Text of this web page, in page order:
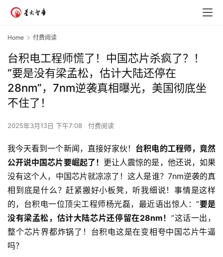
Home 付费阅读
台积电工程师慌了！中国芯片杀疯了？！
“要是没有梁孟松，估计大陆还停在
28nm”，7nm逆袭真相曝光，美国彻底坐
不住了！
2025年3月13日 下午7:08 付费阅读
我今天看到一个新闻，直接好家伙！ 台积电的工程师，竟然
公开说中国芯片要崛起了！ 更让人震惊的是，他还说，如果
没有这个人，中国芯片就凉凉了！这人是谁？7nm逆袭的真
相到底是什么？赶紧搬好小板凳，听我细说！事情是这样
的，台积电一位顶尖工程师杨光磊，最近语出惊人：“要是
没有梁孟松，估计大陆芯片还停留在28nm！ ”这话一出，
整个芯片界都炸锅了！台积电这是在变相夸中国芯片牛逼
吗？